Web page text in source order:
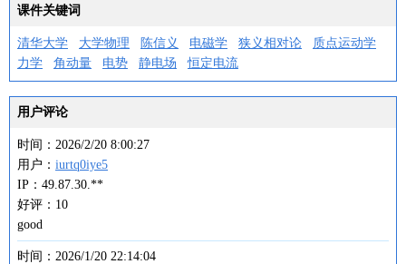
课件关键词
清华大学 大学物理 陈信义 电磁学 狭义相对论
质点运动学
力学
角动量 电势 静电场 恒定电流
用户评论
时间：2026/2/20 8:00:27
用户： iurtq0iye5
IP：49.87.30.**
好评：10
good
时间：2026/1/20 22:14:04